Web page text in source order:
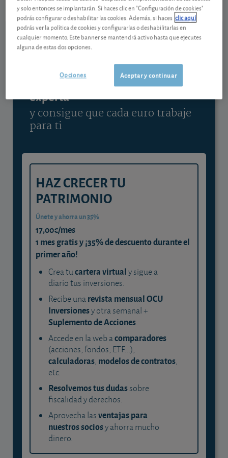
Ver detalladamente
Contenido reservado a SOCIOS
Gestiona tu dinero con visión
experta
y consigue que cada euro trabaje
para ti
HAZ CRECER TU
PATRIMONIO
Únete y ahorra un 35%
17,00€/mes
1 mes gratis y ¡35% de descuento durante el
primer año!
Crea tucartera virtualy sigue a
diario tus inversiones.
Recibe unarevista mensual OCU
Inversionesy otra semanal +
Suplemento de Acciones.
Accede en la web acomparadores
(acciones, fondos, ETF...),
calculadoras, modelos de contratos,
etc.
Resolvemos tus dudassobre
fiscalidad y derechos.
Aprovecha lasventajas para
nuestros sociosy ahorra mucho
dinero.
y solo entonces se implantarán. Si haces clic en "Configuración de cookies"
podrás configurar o deshabilitar las cookies. Además, si haces clic aquí
podrás ver la política de cookies y configurarlas o deshabilitarlas en
cualquier momento. Este banner se mantendrá activo hasta que ejecutes
alguna de estas dos opciones.
Aceptar y continuar
Opciones